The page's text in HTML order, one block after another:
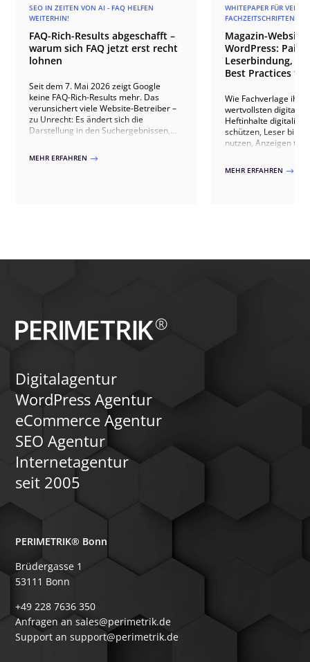
SEO IN ZEITEN VON AI - FAQ HELFEN
WEITERHIN!
FAQ-Rich-Results abgeschafft –
warum sich FAQ jetzt erst recht
lohnen
Seit dem 7. Mai 2026 zeigt Google
keine FAQ-Rich-Results mehr. Das
verunsichert viele Website-Betreiber –
zu Unrecht: Es ändert sich die
Darstellung in den Suchergebnissen,
weiterhin lohnen und themenbezogene
MEHR ERFAHREN $
WHITEPAPER FÜR
FACHZEITSCHRIFTEN
Magazin-
WordPress: Paid
Leserbindung,
Best Practices für
Wie Fachverlage ihre
wertvollsten digitalen
Heftinhalte
schützen, Leser
nutzen, Anzeigen
20+ Verlagsprojekten.
MEHR ERFAHREN $
Digitalagentur
WordPress Agentur
eCommerce Agentur
SEO Agentur
Internetagentur
seit 2005
PERIMETRIK® Bonn
Brüdergasse 1
53111 Bonn
+49 228 7636 350
Anfragen an sales@perimetrik.de
Support an support@perimetrik.de